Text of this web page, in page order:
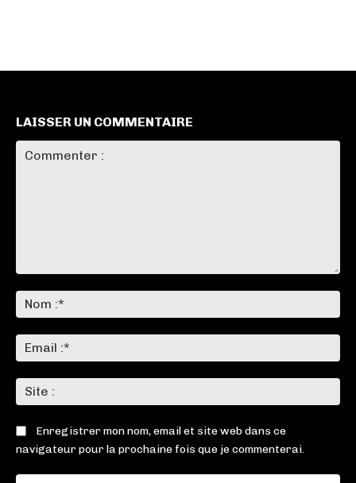
LAISSER UN COMMENTAIRE
:*
:*
:
Enregistrer mon nom, email et site web dans ce
navigateur pour la prochaine fois que je commenterai.